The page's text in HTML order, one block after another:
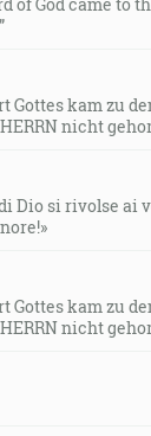
Gottes kam zu
nicht
di Dio si rivolse
Gottes kam zu
nicht